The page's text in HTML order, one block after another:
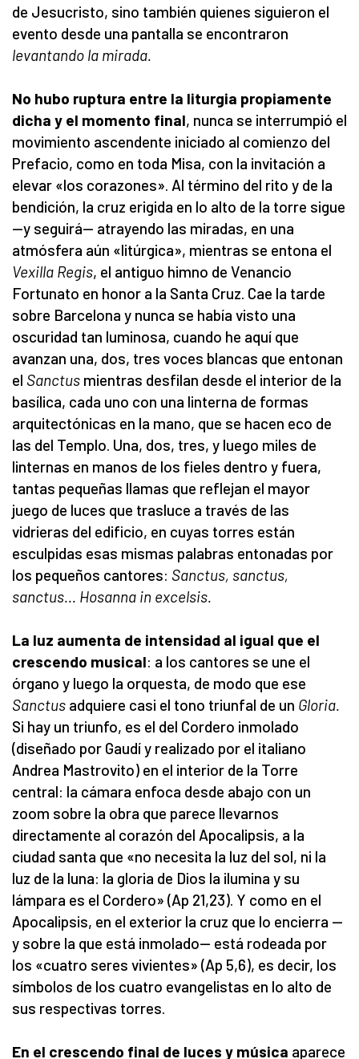
de Jesucristo, sino también quienes siguieron el
evento desde una pantalla se encontraron
levantando la mirada.
No hubo ruptura entre la liturgia propiamente
dicha y el momento final, nunca se interrumpió el
movimiento ascendente iniciado al comienzo del
Prefacio, como en toda Misa, con la invitación a
elevar «los corazones». Al término del rito y de la
bendición, la cruz erigida en lo alto de la torre sigue
—y seguirá— atrayendo las miradas, en una
atmósfera aún «litúrgica», mientras se entona el
Vexilla Regis, el antiguo himno de Venancio
Fortunato en honor a la Santa Cruz. Cae la tarde
sobre Barcelona y nunca se había visto una
oscuridad tan luminosa, cuando he aquí que
avanzan una, dos, tres voces blancas que entonan
el Sanctus mientras desfilan desde el interior de la
basílica, cada uno con una linterna de formas
arquitectónicas en la mano, que se hacen eco de
las del Templo. Una, dos, tres, y luego miles de
linternas en manos de los fieles dentro y fuera,
tantas pequeñas llamas que reflejan el mayor
juego de luces que trasluce a través de las
vidrieras del edificio, en cuyas torres están
esculpidas esas mismas palabras entonadas por
los pequeños cantores: Sanctus, sanctus,
sanctus... Hosanna in excelsis.
La luz aumenta de intensidad al igual que el
crescendo musical: a los cantores se une el
órgano y luego la orquesta, de modo que ese
Sanctus adquiere casi el tono triunfal de un Gloria.
Si hay un triunfo, es el del Cordero inmolado
(diseñado por Gaudí y realizado por el italiano
Andrea Mastrovito) en el interior de la Torre
central: la cámara enfoca desde abajo con un
zoom sobre la obra que parece llevarnos
directamente al corazón del Apocalipsis, a la
ciudad santa que «no necesita la luz del sol, ni la
luz de la luna: la gloria de Dios la ilumina y su
lámpara es el Cordero» (Ap 21,23). Y como en el
Apocalipsis, en el exterior la cruz que lo encierra —
y sobre la que está inmolado— está rodeada por
los «cuatro seres vivientes» (Ap 5,6), es decir, los
símbolos de los cuatro evangelistas en lo alto de
sus respectivas torres.
En el crescendo final de luces y música aparece